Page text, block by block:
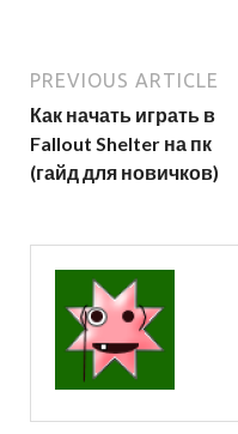
PREVIOUS ARTICLE
Как начать играть в
Fallout Shelter на пк
(гайд для новичков)